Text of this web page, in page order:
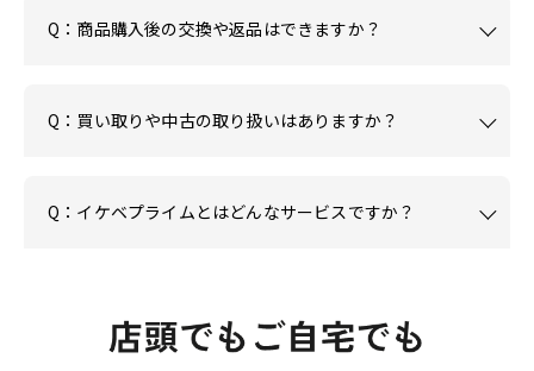
Q：商品購入後の交換や返品はできますか？
Q：買い取りや中古の取り扱いはありますか？
Q：イケベプライムとはどんなサービスですか？